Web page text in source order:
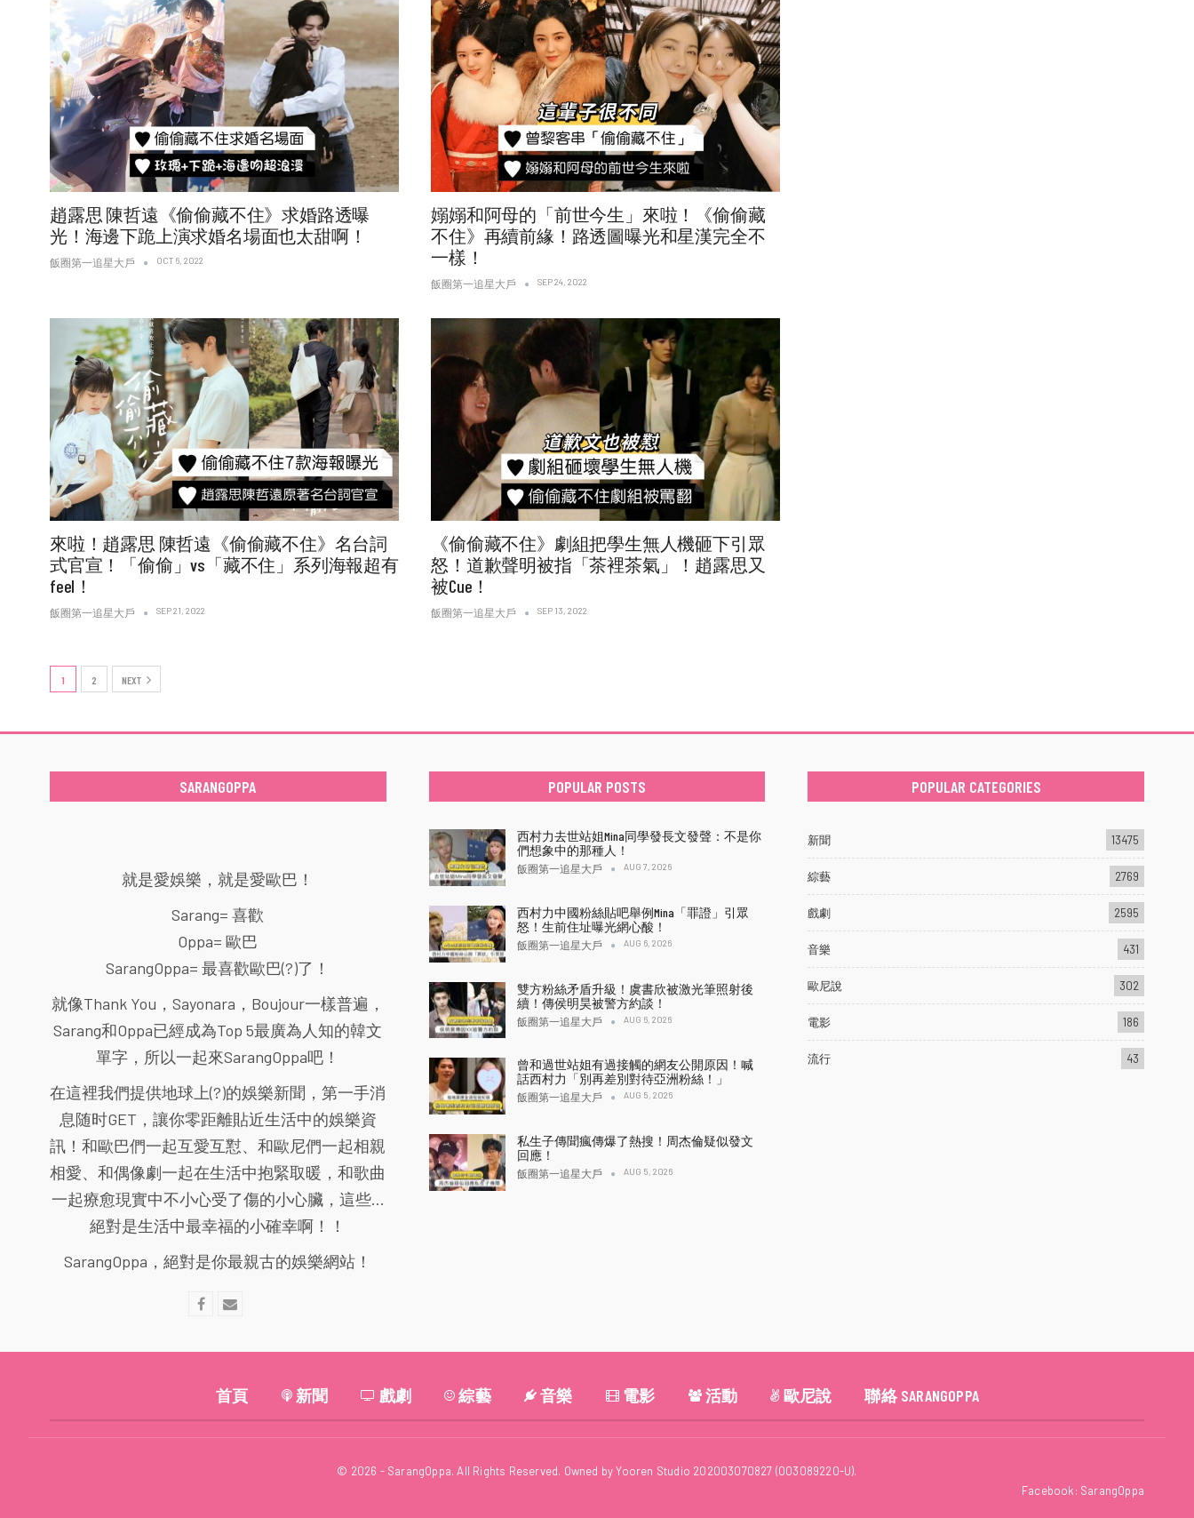
趙露思 陳哲遠《偷偷藏不住》求婚路透曝
光！海邊下跪上演求婚名場面也太甜啊！
飯圈第一追星大戶 OCT 6, 2022
嫋嫋和阿母的「前世今生」來啦！《偷偷藏
不住》再續前緣！路透圖曝光和星漢完全不
一樣！
飯圈第一追星大戶 SEP 24, 2022
來啦！趙露思 陳哲遠《偷偷藏不住》名台詞
式官宣！「偷偷」vs「藏不住」系列海報超有
feel！
飯圈第一追星大戶 SEP 21, 2022
《偷偷藏不住》劇組把學生無人機砸下引眾
怒！道歉聲明被指「茶裡茶氣」！趙露思又
被Cue！
飯圈第一追星大戶 SEP 13, 2022
1 2 NEXT
SARANGOPPA
就是愛娛樂，就是愛歐巴！
Sarang= 喜歡
Oppa= 歐巴
SarangOppa= 最喜歡歐巴(?)了！
就像Thank You，Sayonara，Boujour一樣普遍，
Sarang和Oppa已經成為Top 5最廣為人知的韓文
單字，所以一起來SarangOppa吧！
在這裡我們提供地球上(?)的娛樂新聞，第一手消
息随时GET，讓你零距離貼近生活中的娛樂資
訊！和歐巴們一起互愛互懟、和歐尼們一起相親
相愛、和偶像劇一起在生活中抱緊取暖，和歌曲
一起療愈現實中不小心受了傷的小心臟，這些...
絕對是生活中最幸福的小確幸啊！！
SarangOppa，絕對是你最親古的娛樂網站！
POPULAR POSTS
西村力去世站姐Mina同學發長文發聲：不是你
們想象中的那種人！
飯圈第一追星大戶 AUG 7, 2026
西村力中國粉絲貼吧舉例Mina「罪證」引眾
怒！生前住址曝光網心酸！
飯圈第一追星大戶 AUG 6, 2026
雙方粉絲矛盾升級！虞書欣被激光筆照射後
續！傳侯明昊被警方約談！
飯圈第一追星大戶 AUG 6, 2026
曾和過世站姐有過接觸的網友公開原因！喊
話西村力「別再差別對待亞洲粉絲！」
飯圈第一追星大戶 AUG 5, 2026
私生子傳聞瘋傳爆了熱搜！周杰倫疑似發文
回應！
飯圈第一追星大戶 AUG 5, 2026
POPULAR CATEGORIES
新聞 13475
綜藝 2769
戲劇 2595
音樂 431
歐尼說 302
電影 186
流行 43
首頁 新聞 戲劇 綜藝 音樂 電影 活動 歐尼說 聯絡 SARANGOPPA
© 2026 - SarangOppa. All Rights Reserved. Owned by Yooren Studio 202003070827 (003089220-U).
Facebook: SarangOppa